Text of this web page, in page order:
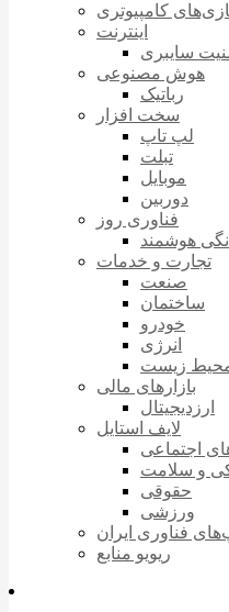
کامپیوتری
اینترنت
سایبری
هوش مصنوعی
رباتیک
سخت افزار
لپ تاپ
تبلت
موبایل
دوربین
فناوری روز
هوشمند
تجارت و خدمات
صنعت
ساختمان
خودرو
انرژی
زیست
بازارهای مالی
ارزدیجیتال
لایف استایل
اجتماعی
و سلامت
حقوقی
ورزشی
فناوری ایران
ریویو منابع